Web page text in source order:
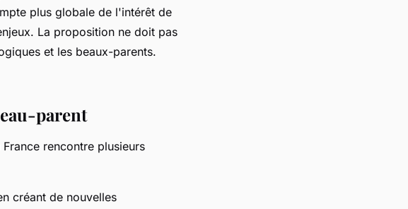
plus globale de l'intérêt de
La proposition ne doit pas
et les beaux-parents.
parent
rencontre plusieurs
créant de nouvelles